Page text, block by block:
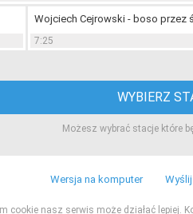
Wojciech Cejrowski - boso przez
7:25
WYBIERZ
Możesz wybrać stacje które
Wersja na komputer
cookie nasz serwis może działać lepiej.